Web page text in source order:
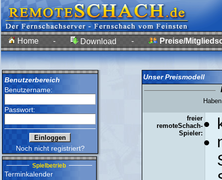
Home - Download - Preise/
Benutzerbereich
Benutzername:
Passwort:
Noch nicht registriert?
Spielbetrieb
Terminkalender
Unser Preismodell
freier
remoteSchach-
Spieler: